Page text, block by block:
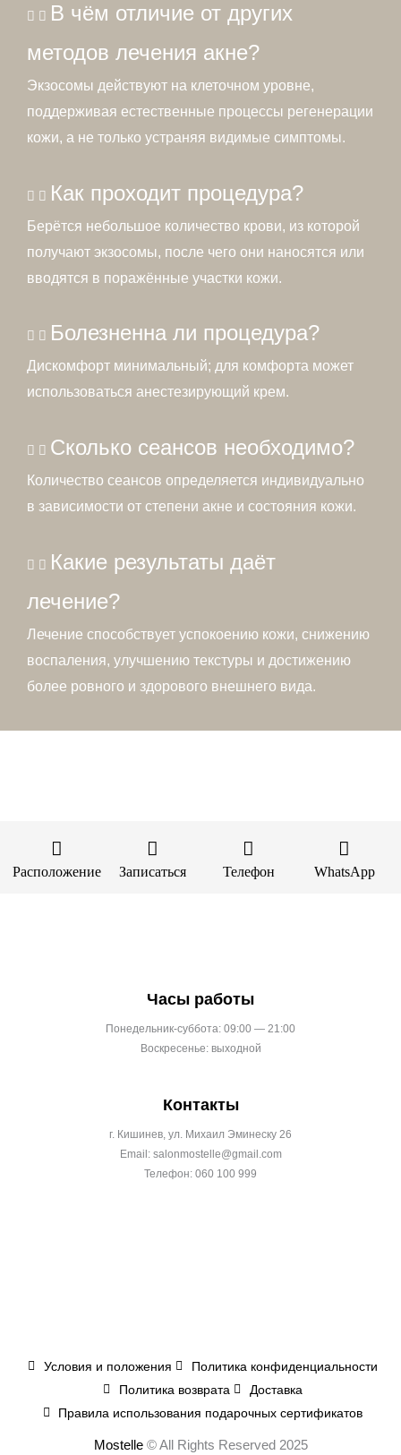
В чём отличие от других
методов лечения акне?
Экзосомы действуют на клеточном уровне,
поддерживая естественные процессы регенерации
кожи, а не только устраняя видимые симптомы.
Как проходит процедура?
Берётся небольшое количество крови, из которой
получают экзосомы, после чего они наносятся или
вводятся в поражённые участки кожи.
Болезненна ли процедура?
Дискомфорт минимальный; для комфорта может
использоваться анестезирующий крем.
Сколько сеансов необходимо?
Количество сеансов определяется индивидуально
в зависимости от степени акне и состояния кожи.
Какие результаты даёт
лечение?
Лечение способствует успокоению кожи, снижению
воспаления, улучшению текстуры и достижению
более ровного и здорового внешнего вида.
Расположение Записаться Телефон WhatsApp
Часы работы
Понедельник-суббота: 09:00 — 21:00
Воскресенье: выходной
Контакты
г. Кишинев, ул. Михаил Эминеску 26
Email: salonmostelle@gmail.com
Телефон: 060 100 999
Условия и положения
Политика конфиденциальности
Политика возврата
Доставка
Правила использования подарочных сертификатов
Mostelle© All Rights Reserved 2025